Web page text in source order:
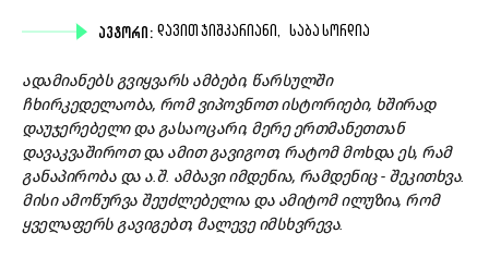
ᲐᲕᲢᲝᲠᲘ: ᲓᲐᲕᲘᲗ ᲯᲘᲨᲙᲐᲠᲘᲐᲜᲘ, ᲡᲐᲑᲐ ᲡᲝᲠᲓᲘᲐ
ადამიანებს გვიყვარს ამბები, წარსულში
ჩხირკედელაობა, რომ ვიპოვნოთ ისტორიები, ხშირად
დაუჯერებელი და გასაოცარი, მერე ერთმანეთთან
დავაკვაშიროთ და ამით გავიგოთ, რატომ მოხდა ეს, რამ
განაპირობა და ა.შ. ამბავი იმდენია, რამდენიც - შეკითხვა.
მისი ამოწურვა შეუძლებელია და ამიტომ ილუზია, რომ
ყველაფერს გავიგებთ, მალევე იმსხვრევა.